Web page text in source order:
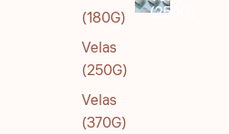
(180G)
Velas
(250G)
Velas
(370G)
(250G)